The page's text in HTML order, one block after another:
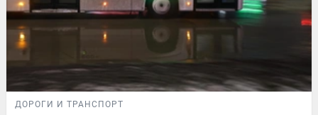
ДОРОГИ И ТРАНСПОРТ